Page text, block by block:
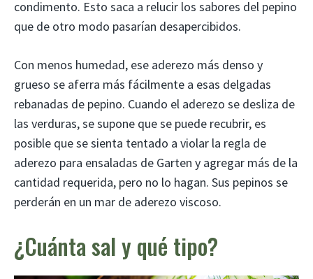
condimento. Esto saca a relucir los sabores del pepino
que de otro modo pasarían desapercibidos.
Con menos humedad, ese aderezo más denso y
grueso se aferra más fácilmente a esas delgadas
rebanadas de pepino. Cuando el aderezo se desliza de
las verduras, se supone que se puede recubrir, es
posible que se sienta tentado a violar la regla de
aderezo para ensaladas de Garten y agregar más de la
cantidad requerida, pero no lo hagan. Sus pepinos se
perderán en un mar de aderezo viscoso.
¿Cuánta sal y qué tipo?